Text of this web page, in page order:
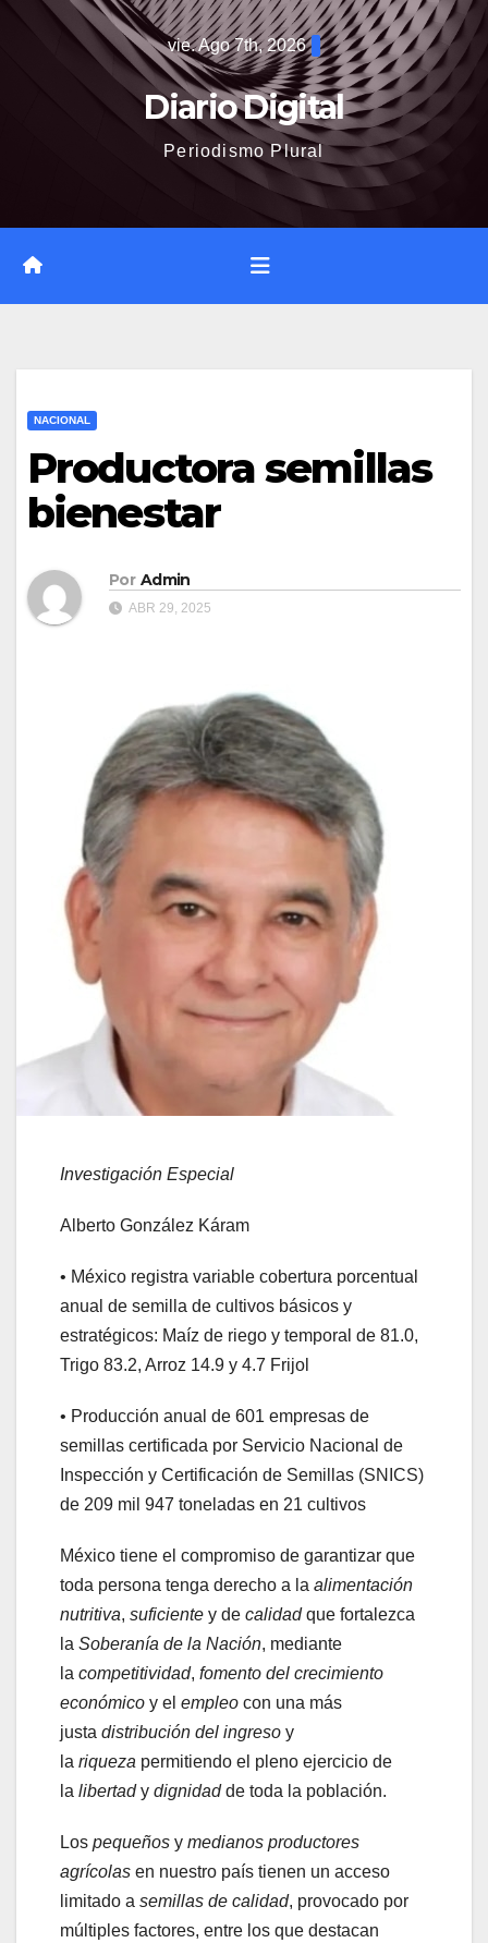
vie. Ago 7th, 2026
Diario Digital
Periodismo Plural
NACIONAL
Productora semillas
bienestar
Por Admin
ABR 29, 2025
Investigación Especial
Alberto González Káram
• México registra variable cobertura porcentual
anual de semilla de cultivos básicos y
estratégicos: Maíz de riego y temporal de 81.0,
Trigo 83.2, Arroz 14.9 y 4.7 Frijol
• Producción anual de 601 empresas de
semillas certificada por Servicio Nacional de
Inspección y Certificación de Semillas (SNICS)
de 209 mil 947 toneladas en 21 cultivos
México tiene el compromiso de garantizar que
toda persona tenga derecho a la alimentación
nutritiva, suficiente y de calidadque fortalezca
la Soberanía de la Nación, mediante
la competitividad, fomento del crecimiento
económico y el empleo con una más
justa distribución del ingreso y
la riqueza permitiendo el pleno ejercicio de
la libertady dignidadde toda la población.
Los pequeños y medianos productores
agrícolas en nuestro país tienen un acceso
limitado a semillas de calidad, provocado por
múltiples factores, entre los que destacan